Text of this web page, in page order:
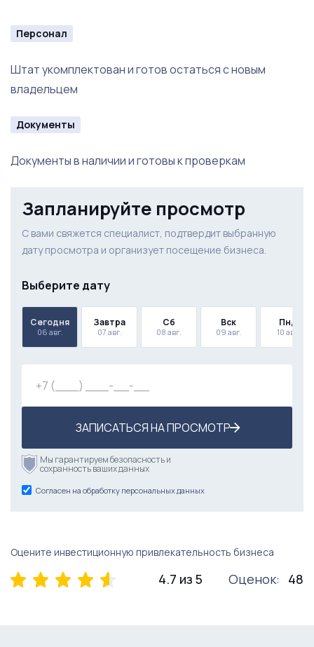
Персонал
Штат укомплектован и готов остаться с новым
владельцем
Документы
Документы в наличии и готовы к проверкам
Запланируйте просмотр
С вами свяжется специалист, подтвердит выбранную
дату просмотра и организует посещение бизнеса.
Выберите дату
Сегодня
06 авг.
Завтра
07 авг.
Сб
08 авг.
Вск
09 авг.
Пнд
10 авг.
ЗАПИСАТЬСЯ НА ПРОСМОТР
Мы гарантируем безопасность и
сохранность ваших данных
Согласен на обработку персональных данных
Оцените инвестиционную привлекательность бизнеса
4.7 из 5 Оценок: 48